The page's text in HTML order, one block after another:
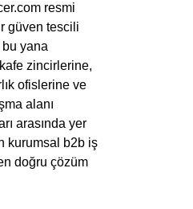
resmi
güven tescili
yana
zincirlerine,
ofislerine ve
alanı
arasında yer
kurumsal b2b iş
doğru çözüm